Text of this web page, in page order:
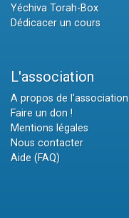
Yéchiva Torah-Box
Dédicacer un cours
L'association
A propos de l'association
Faire un don !
Mentions légales
Nous contacter
Aide (FAQ)